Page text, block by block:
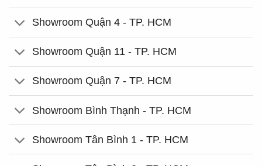
Showroom Quận 4 - TP. HCM
Showroom Quận 11 - TP. HCM
Showroom Quận 7 - TP. HCM
Showroom Bình Thạnh - TP. HCM
Showroom Tân Bình 1 - TP. HCM